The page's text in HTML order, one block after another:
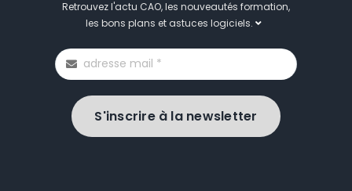
Retrouvez l'actu CAO, les nouveautés formation,
les bons plans et astuces logiciels.
S'inscrire à la newsletter